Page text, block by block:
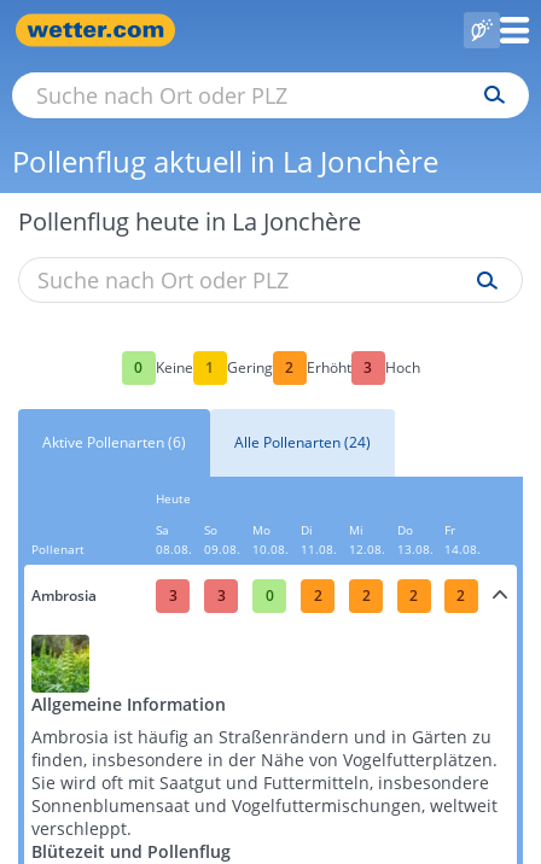
Pollenflug aktuell in La Jonchère
Pollenflug heute in La Jonchère
0 Keine 1 Gering 2 Erhöht 3 Hoch
Aktive Pollenarten (6) Alle Pollenarten (24)
Pollenart
Heute
Sa
08.08.
So
09.08.
Mo
10.08.
Di
11.08.
Mi
12.08.
Do
13.08.
Fr
14.08.
Ambrosia 3 3 0 2 2 2 2
Allgemeine Information
Ambrosia ist häufig an Straßenrändern und in Gärten zu
finden, insbesondere in der Nähe von Vogelfutterplätzen.
Sie wird oft mit Saatgut und Futtermitteln, insbesondere
Sonnenblumensaat und Vogelfuttermischungen, weltweit
verschleppt​​​​.
Blütezeit und Pollenflug